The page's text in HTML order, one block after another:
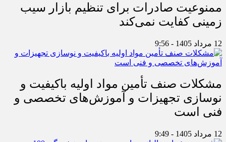
ممنوعیت صادرات برای تنظیم بازار سیب
زمینی کفایت نمی‌کند
12 مرداد 1405 - 9:56
مشکلات صنف تأمین مواد اولیه باکیفیت و
نوسازی تجهیزات و آموزش‌های تخصصی و
فنی است
12 مرداد 1405 - 9:49